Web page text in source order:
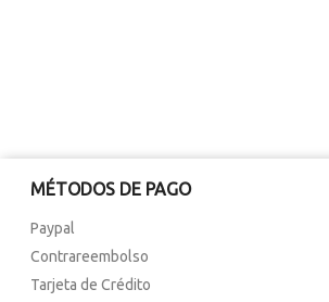
MÉTODOS DE PAGO
Paypal
Contrareembolso
Tarjeta de Crédito